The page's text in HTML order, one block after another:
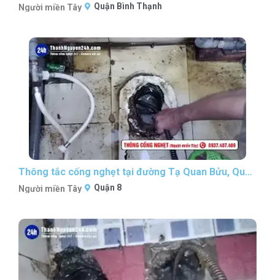
Người miền Tây Quận Bình Thạnh
Thông tắc cống nghẹt tại đường Tạ Quan Bửu, Quận 8 #thongcongnghetsaigon #nguoimientaythongcong
Người miền Tây Quận 8